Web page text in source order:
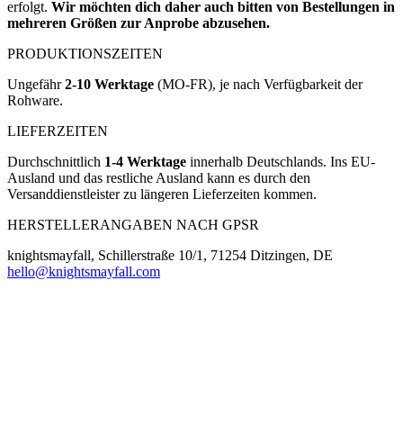
erfolgt. Wir möchten dich daher auch bitten von Bestellungen in
mehreren Größen zur Anprobe abzusehen.
PRODUKTIONSZEITEN
Ungefähr2-10 Werktage (MO-FR), je nach Verfügbarkeit der
Rohware.
LIEFERZEITEN
Durchschnittlich 1-4 Werktage innerhalb Deutschlands. Ins EU-
Ausland und das restliche Ausland kann es durch den
Versanddienstleister zu längeren Lieferzeiten kommen.
HERSTELLERANGABEN NACH GPSR
knightsmayfall, Schillerstraße 10/1, 71254 Ditzingen, DE
hello@knightsmayfall.com